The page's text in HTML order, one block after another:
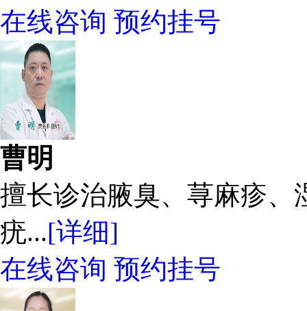
在线咨询 预约挂号
曹明
擅长诊治腋臭、荨麻疹、
疣...[详细]
在线咨询 预约挂号